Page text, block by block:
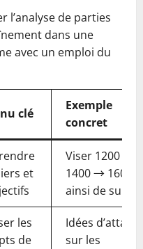
l’analyse de parties
dans une
avec un emploi du
clé
Exemple
concret
et
Viser 1200 →
1400 → 1600
ainsi de suite
les
de
Idées
sur les